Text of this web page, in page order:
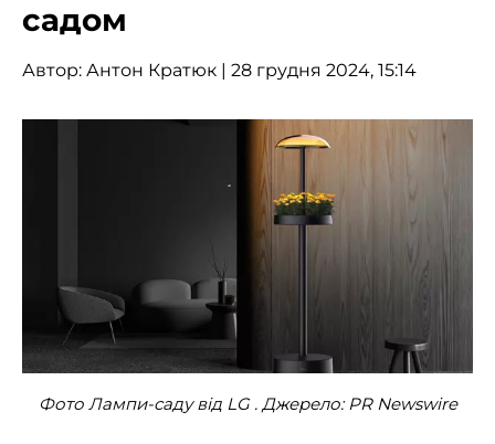
садом
Автор: Антон Кратюк | 28 грудня 2024, 15:14
Фото Лампи-саду від LG . Джерело: PR Newswire